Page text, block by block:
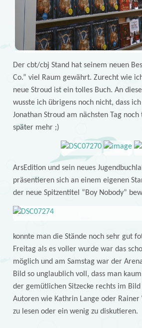
Der cbt/cbj Stand hat seinem neuen
Co.” viel Raum gewährt. Zurecht wie
neue Stroud ist ein tolles Buch. An
wusste ich übrigens noch nicht, dass
Jonathan Stroud am nächsten Tag
später mehr ;)
ArsEdition und sein neues
präsentieren sich an einem eigenen
der neue Spitzentitel “Boy Nobody”
konnte man die Stände noch sehr gut
Freitag als es voller wurde war das
möglich und am Samstag war der
Bild so unglaublich voll, dass man
der gemütlichen Sitzecke rechts im
Autoren wie Kathrin Lange oder Rainer
zu lesen oder ein wenig zu diskutieren.